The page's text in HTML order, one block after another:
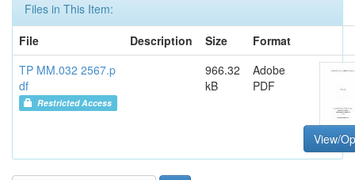
Files in This Item:
File
Description Size
Format
TP MM.032 2567.p
df
Restricted Access
966.32
kB
Adobe
PDF
View/